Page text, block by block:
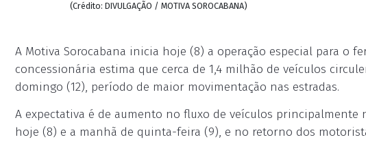
(Crédito: DIVULGAÇÃO / MOTIVA SOROCABANA)
A Motiva Sorocabana inicia hoje (8) a operação especial para o
concessionária estima que cerca de 1,4 milhão de veículos
domingo (12), período de maior movimentação nas estradas.
A expectativa é de aumento no fluxo de veículos principalmente
hoje (8) e a manhã de quinta-feira (9), e no retorno dos